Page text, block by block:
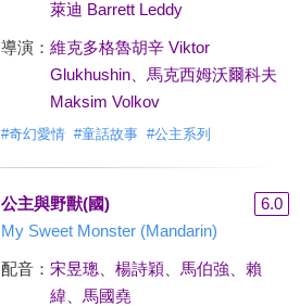
萊迪 Barrett Leddy
導演： 維克多格魯胡辛 Viktor
Glukhushin、 馬克西姆沃爾科夫
Maksim Volkov
#奇幻愛情 #童話故事 #公主系列
公主與野獸(國)
6.0
My Sweet Monster (Mandarin)
配音： 宋昱璁、 楊詩穎 馬伯強
賴
緯、 馬國堯